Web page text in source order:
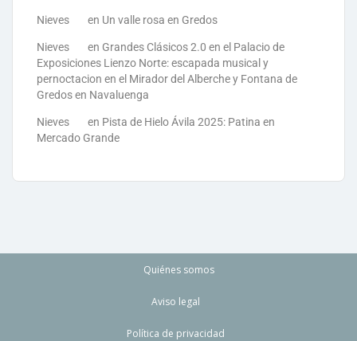
Nieves en Un valle rosa en Gredos
Nieves en Grandes Clásicos 2.0 en el Palacio de
Exposiciones Lienzo Norte: escapada musical y
pernoctacion en el Mirador del Alberche y Fontana de
Gredos en Navaluenga
Nieves en Pista de Hielo Ávila 2025: Patina en
Mercado Grande
Quiénes somos
Aviso legal
Política de privacidad